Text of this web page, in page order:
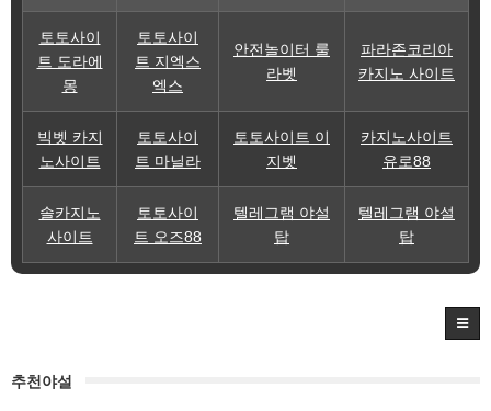
토토사이
트 도라에
몽
토토사이
트 지엑스
엑스
안전놀이터 룰
라벳
파라존코리아
카지노 사이트
빅벳 카지
노사이트
토토사이
트 마닐라
토토사이트 이
지벳
카지노사이트
유로88
솔카지노
사이트
토토사이
트 오즈88
텔레그램 야설
탑
텔레그램 야설
탑
추천야설